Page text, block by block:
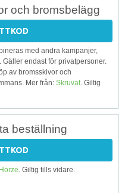
och bromsbelägg
med andra kampanjer,
Gäller endast för privatpersoner.
av bromsskivor och
Mer från: Skruvat. Giltig
beställning
Horze. Giltig tills vidare.